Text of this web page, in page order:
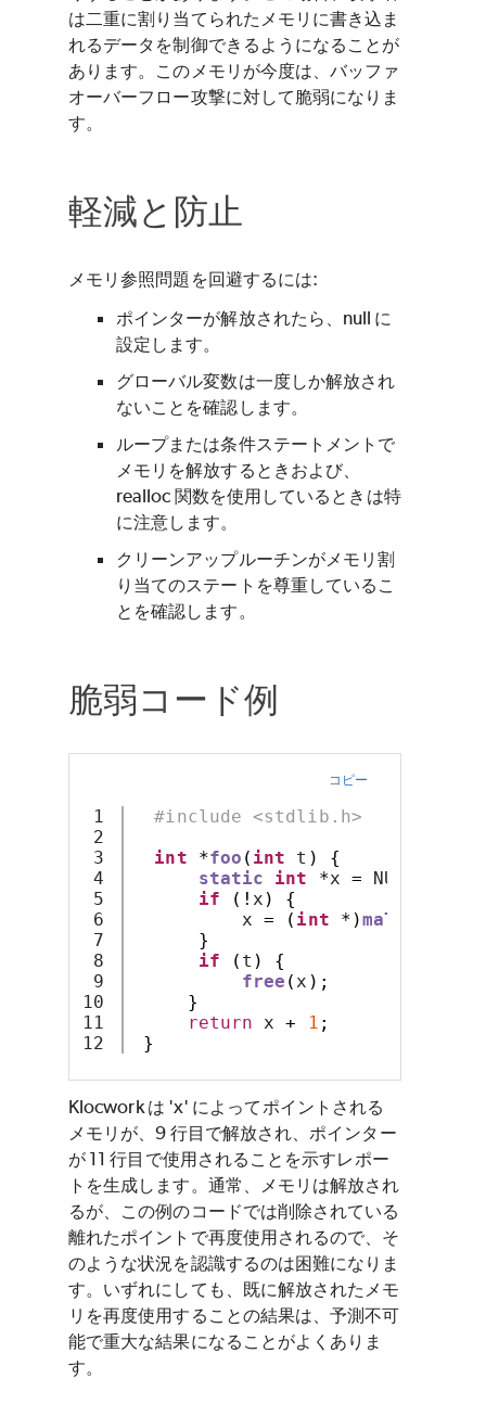
は二重に割り当てられたメモリに書き込ま
れるデータを制御できるようになることが
あります。このメモリが今度は、バッファ
オーバーフロー攻撃に対して脆弱になりま
す。
軽減と防止
メモリ参照問題を回避するには:
ポインターが解放されたら、null に
設定します。
グローバル変数は一度しか解放され
ないことを確認します。
ループまたは条件ステートメントで
メモリを解放するときおよび、
realloc 関数を使用しているときは特
に注意します。
クリーンアップルーチンがメモリ割
り当てのステートを尊重しているこ
とを確認します。
脆弱コード例
コピー
1
2
3
4
5
6
7
8
9
10
11
#include <stdlib.h>
int
*foo ( int t )
{
static
int *x = NULL
if
(!x )
{
x = ( int *)malloc
}
if
( t )
{
free (x );
}
return x + 1 ;
}
Klocwork は 'x' によってポイントされる
メモリが、9 行目で解放され、ポインター
が 11 行目で使用されることを示すレポー
トを生成します。通常、メモリは解放され
るが、この例のコードでは削除されている
離れたポイントで再度使用されるので、そ
のような状況を認識するのは困難になりま
す。いずれにしても、既に解放されたメモ
リを再度使用することの結果は、予測不可
能で重大な結果になることがよくありま
す。